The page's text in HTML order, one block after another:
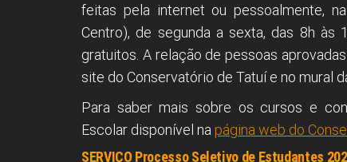
feitas pela internet ou pessoalmente,
Centro), de segunda a sexta, das 8h às
gratuitos. A relação de pessoas
site do Conservatório de Tatuí e no mural
Para saber mais sobre os cursos e
Escolar disponível na página web do
SERVIÇO Processo Seletivo de Estudantes